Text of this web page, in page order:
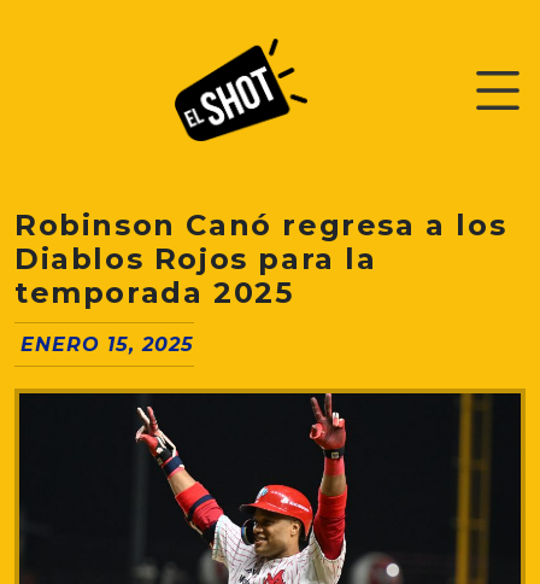
Robinson Canó regresa a los
Diablos Rojos para la
temporada 2025
ENERO 15, 2025